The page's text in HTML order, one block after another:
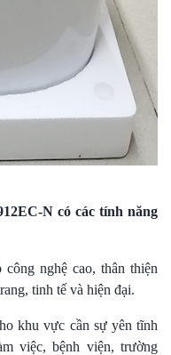
N có các tính năng
nghệ cao, thân thiện
tinh tế và hiện đại.
khu vực cần sự yên tĩnh
việc, bệnh viện, trường